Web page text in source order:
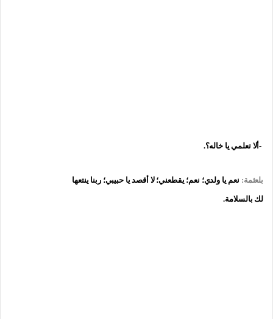
-ألا تعلمي يا خاله؟.
بلعثمة: نعم يا ولدي؛ نعم؛ يقطعني؛ لا أقصد يا حبيبي؛ ربنا ينتعها
لك بالسلامة.